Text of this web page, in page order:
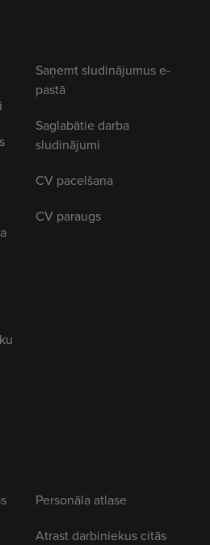
Saņemt sludinājumus e-
pastā
Saglabātie darba
sludinājumi
CV pacelšana
CV paraugs
Personāla atlase
Atrast darbiniekus citās